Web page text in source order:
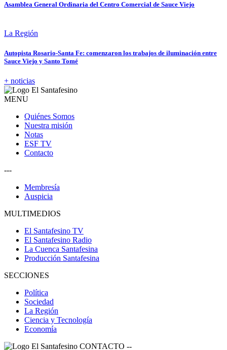
Asamblea General Ordinaria del Centro Comercial de Sauce Viejo
La Región
Autopista Rosario-Santa Fe: comenzaron los trabajos de iluminación entre
Sauce Viejo y Santo Tomé
+ noticias
MENU
Quiénes Somos
Nuestra misión
Notas
ESF TV
Contacto
---
Membresía
Auspicia
MULTIMEDIOS
El Santafesino TV
El Santafesino Radio
La Cuenca Santafesina
Producción Santafesina
SECCIONES
Política
Sociedad
La Región
Ciencia y Tecnología
Economía
CONTACTO --